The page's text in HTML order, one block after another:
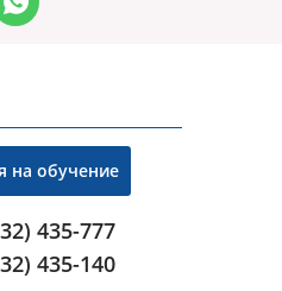
на обучение
435-777
435-140